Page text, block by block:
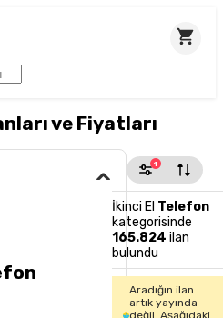
ve Fiyatları
1
İkinci El Telefon
kategorisinde
165.824 ilan
bulundu
Aradığın ilan
artık yayında
değil. Aşağıdaki